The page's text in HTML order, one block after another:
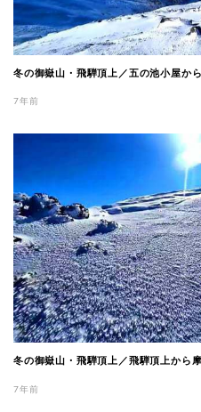
冬の御嶽山・飛騨頂上／五の池小屋か
7年前
冬の御嶽山・飛騨頂上／飛騨頂上から
7年前